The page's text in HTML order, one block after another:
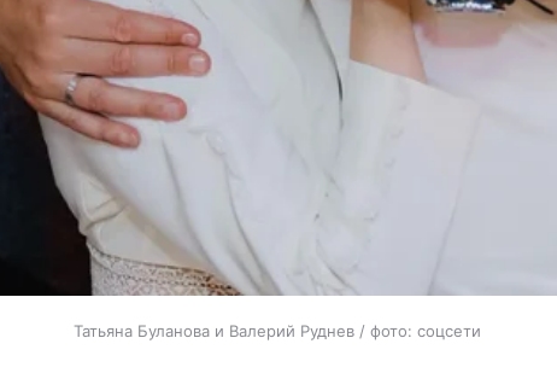
Татьяна Буланова и Валерий Руднев / фото: соцсети